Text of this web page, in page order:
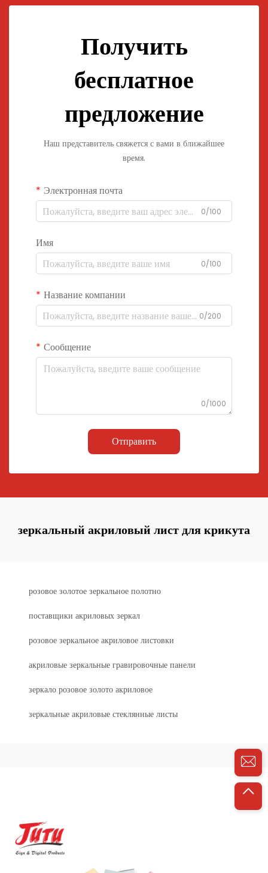
Получить
бесплатное
предложение
Наш представитель свяжется с вами в ближайшее
время.
Электронная почта
0/100
Имя
0/100
Название компании
0/200
Сообщение
0/1000
Отправить
зеркальный акриловый лист для крикута
розовое золотое зеркальное полотно
поставщики акриловых зеркал
розовое зеркальное акриловое листовки
акриловые зеркальные гравировочные панели
зеркало розовое золото акриловое
зеркальные акриловые стеклянные листы